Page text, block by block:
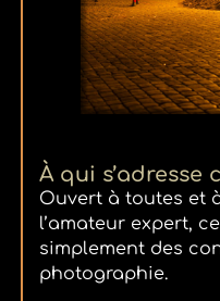
À qui s’adresse
Ouvert à toutes et
l’amateur expert,
simplement des
photographie.